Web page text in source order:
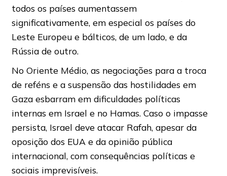
todos os países aumentassem
significativamente, em especial os países do
Leste Europeu e bálticos, de um lado, e da
Rússia de outro.
No Oriente Médio, as negociações para a troca
de reféns e a suspensão das hostilidades em
Gaza esbarram em dificuldades políticas
internas em Israel e no Hamas. Caso o impasse
persista, Israel deve atacar Rafah, apesar da
oposição dos EUA e da opinião pública
internacional, com consequências políticas e
sociais imprevisíveis.